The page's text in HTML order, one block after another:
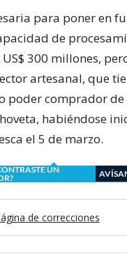
para poner en
de
300 millones,
artesanal, que
poder comprador de
habiéndose
el 5 de marzo.
UN
de correcciones